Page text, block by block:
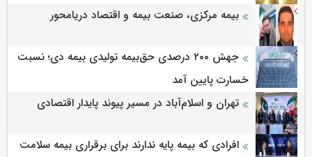
بیمه مرکزی، صنعت بیمه و اقتصاد دریامحور
جهش ۲۰۰ درصدی حق‌بیمه تولیدی بیمه دی؛ نسبت
خسارت پایین آمد
تهران و اسلام‌آباد در مسیر پیوند پایدار اقتصادی
افرادی که بیمه پایه ندارند برای برقراری بیمه سلامت